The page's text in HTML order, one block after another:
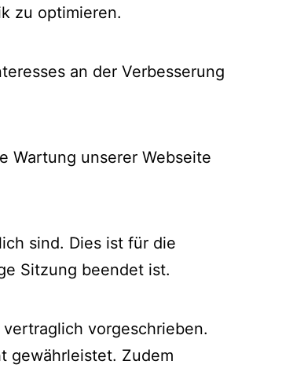
zu optimieren.
an der Verbesserung
Wartung unserer Webseite
sind. Dies ist für die
Sitzung beendet ist.
vorgeschrieben.
gewährleistet. Zudem